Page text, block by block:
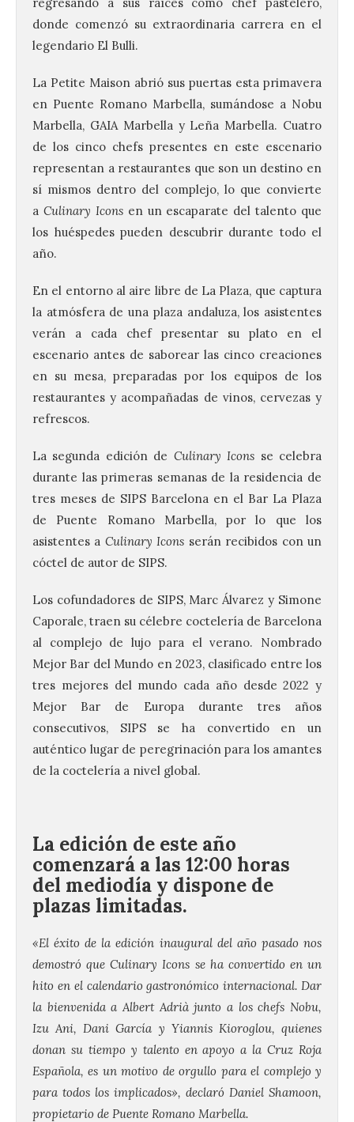
donde comenzó su extraordinaria carrera en el
legendario El Bulli.
La Petite Maison abrió sus puertas esta primavera
en Puente Romano Marbella, sumándose a Nobu
Marbella, GAIA Marbella y Leña Marbella. Cuatro
de los cinco chefs presentes en este escenario
representan a restaurantes que son un destino en
sí mismos dentro del complejo, lo que convierte
a Culinary Iconsen un escaparate del talento que
los huéspedes pueden descubrir durante todo el
año.
En el entorno al aire libre de La Plaza, que captura
la atmósfera de una plaza andaluza, los asistentes
verán a cada chef presentar su plato en el
escenario antes de saborear las cinco creaciones
en su mesa, preparadas por los equipos de los
restaurantes y acompañadas de vinos, cervezas y
refrescos.
La segunda edición de Culinary Icons se celebra
durante las primeras semanas de la residencia de
tres meses de SIPS Barcelona en el Bar La Plaza
de Puente Romano Marbella, por lo que los
asistentes a Culinary Icons serán recibidos con un
cóctel de autor de SIPS.
Los cofundadores de SIPS, Marc Álvarez y Simone
Caporale, traen su célebre coctelería de Barcelona
al complejo de lujo para el verano. Nombrado
Mejor Bar del Mundo en 2023, clasificado entre los
tres mejores del mundo cada año desde 2022 y
Mejor Bar de Europa durante tres años
consecutivos, SIPS se ha convertido en un
auténtico lugar de peregrinación para los amantes
de la coctelería a nivel global.
La edición de este año
comenzará a las 12:00 horas
del mediodía y dispone de
plazas limitadas.
«El éxito de la edición inaugural del año pasado nos
demostró que Culinary Icons se ha convertido en un
hito en el calendario gastronómico internacional. Dar
la bienvenida a Albert Adrià junto a los chefs Nobu,
Izu Ani, Dani García y Yiannis Kioroglou, quienes
donan su tiempo y talento en apoyo a la Cruz Roja
Española, es un motivo de orgullo para el complejo y
para todos los implicados», declaró Daniel Shamoon,
propietario de Puente Romano Marbella.